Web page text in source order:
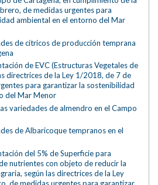
de medidas urgentes para
ambiental en el entorno del Mar
de cítricos de producción temprana
de EVC (Estructuras Vegetales de
directrices de la Ley 1/2018, de 7 de
para garantizar la sostenibilidad
del Mar Menor
variedades de almendro en el Campo
de Albaricoque tempranos en el
del 5% de Superficie para
nutrientes con objeto de reducir la
según las directrices de la Ley